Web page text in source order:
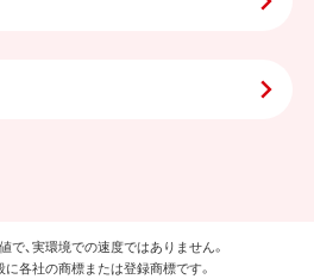
、実環境での速度ではありません。
各社の商標または登録商標です。